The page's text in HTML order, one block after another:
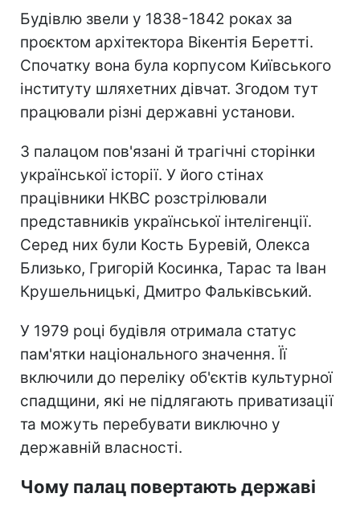
Будівлю звели у 1838-1842 роках за
проєктом архітектора Вікентія Беретті.
Спочатку вона була корпусом Київського
інституту шляхетних дівчат. Згодом тут
працювали різні державні установи.
З палацом пов'язані й трагічні сторінки
української історії. У його стінах
працівники НКВС розстрілювали
представників української інтелігенції.
Серед них були Кость Буревій, Олекса
Близько, Григорій Косинка, Тарас та Іван
Крушельницькі, Дмитро Фальківський.
У 1979 році будівля отримала статус
пам'ятки національного значення. Її
включили до переліку об'єктів культурної
спадщини, які не підлягають приватизації
та можуть перебувати виключно у
державній власності.
Чому палац повертають державі